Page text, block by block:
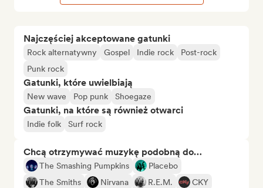
Najczęściej akceptowane gatunki
Rock alternatywny Gospel Indie rock
Post-rock
Punk rock
Gatunki, które uwielbiają
New wave Pop punk Shoegaze
Gatunki, na które są również otwarci
Indie folk Surf rock
Chcą otrzymywać muzykę podobną do…
The Smashing Pumpkins
Placebo
The Smiths
Nirvana R.E.M.
CKY